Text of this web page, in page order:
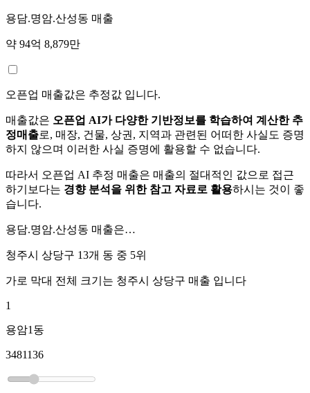
용담.명암.산성동 매출
약 94억 8,879만
오픈업 매출값은 추정값 입니다.
매출값은 오픈업 AI가 다양한 기반정보를 학습하여 계산한 추
정매출로, 매장, 건물, 상권, 지역과 관련된 어떠한 사실도 증명
하지 않으며 이러한 사실 증명에 활용할 수 없습니다.
따라서 오픈업 AI 추정 매출은 매출의 절대적인 값으로 접근
하기보다는 경향 분석을 위한 참고 자료로 활용하시는 것이 좋
습니다.
용담.명암.산성동 매출은…
청주시 상당구 13개 동 중 5위
가로 막대 전체 크기는 청주시 상당구 매출 입니다
1
용암1동
3481136